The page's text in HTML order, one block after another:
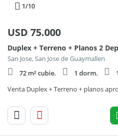
1/10
USD 75.000
San Jose, San Jose de Guaymallen
72 m² cubie.
1 dorm.
Venta Duplex + Terreno + planos